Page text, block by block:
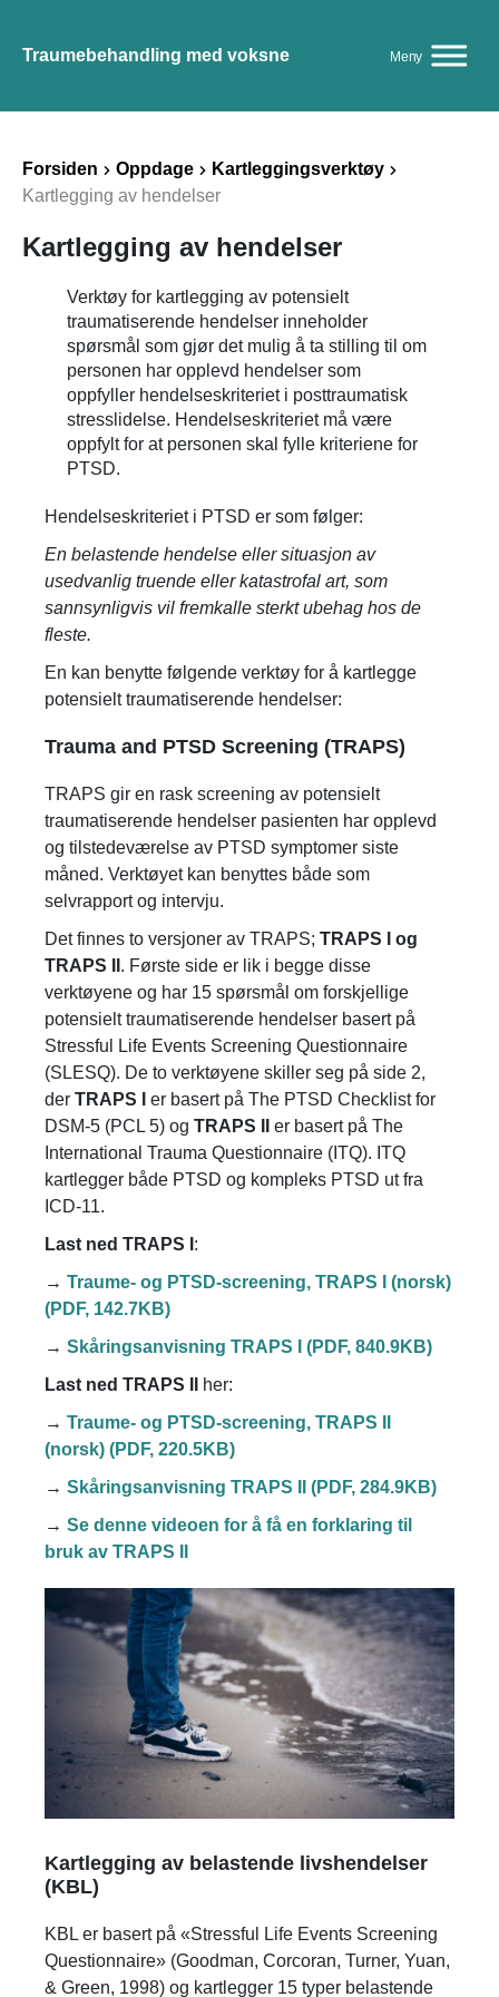
Traumebehandling med voksne Meny
Forsiden Oppdage
Kartleggingsverktøy
Kartlegging av hendelser
Kartlegging av hendelser
Verktøy for kartlegging av potensielt
traumatiserende hendelser inneholder
spørsmål som gjør det mulig å ta stilling til om
personen har opplevd hendelser som
oppfyller hendelseskriteriet i posttraumatisk
stresslidelse. Hendelseskriteriet må være
oppfylt for at personen skal fylle kriteriene for
PTSD.
Hendelseskriteriet i PTSD er som følger:
En belastende hendelse eller situasjon av
usedvanlig truende eller katastrofal art, som
sannsynligvis vil fremkalle sterkt ubehag hos de
fleste.
En kan benytte følgende verktøy for å kartlegge
potensielt traumatiserende hendelser:
Trauma and PTSD Screening (TRAPS)
TRAPS gir en rask screening av potensielt
traumatiserende hendelser pasienten har opplevd
og tilstedeværelse av PTSD symptomer siste
måned. Verktøyet kan benyttes både som
selvrapport og intervju.
Det finnes to versjoner av TRAPS; TRAPS I og
TRAPS II . Første side er lik i begge disse
verktøyene og har 15 spørsmål om forskjellige
potensielt traumatiserende hendelser basert på
Stressful Life Events Screening Questionnaire
(SLESQ). De to verktøyene skiller seg på side 2,
der TRAPS I
er basert på The PTSD Checklist for
DSM-5 (PCL 5) og TRAPS II
er basert på The
International Trauma Questionnaire (ITQ). ITQ
kartlegger både PTSD og kompleks PTSD ut fra
ICD-11.
Last ned TRAPS I :
→ Traume- og PTSD-screening, TRAPS I (norsk)
(PDF, 142.7KB)
→ Skåringsanvisning TRAPS I (PDF, 840.9KB)
Last ned TRAPS II
her:
→ Traume- og PTSD-screening, TRAPS II
(norsk) (PDF, 220.5KB)
→ Skåringsanvisning TRAPS II (PDF, 284.9KB)
→ Se denne videoen for å få en forklaring til
bruk av TRAPS II
Kartlegging av belastende livshendelser
(KBL)
KBL er basert på «Stressful Life Events Screening
Questionnaire» (Goodman, Corcoran, Turner, Yuan,
& Green, 1998) og kartlegger 15 typer belastende